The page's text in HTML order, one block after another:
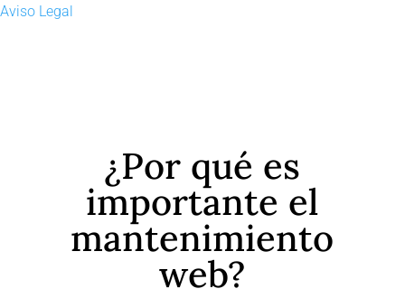
Aviso Legal
¿Por qué es
importante el
mantenimiento
web?